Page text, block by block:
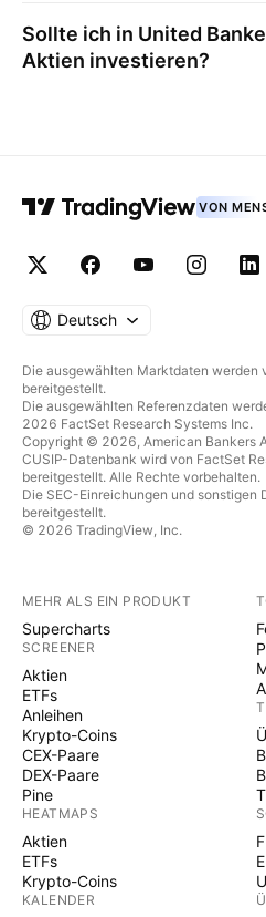
Sollte ich in United
Aktien investieren?
VON
Deutsch
Die ausgewählten Marktdaten werden
bereitgestellt.
Die ausgewählten Referenzdaten
2026 FactSet Research Systems Inc.
Copyright © 2026, American Bankers
CUSIP-Datenbank wird von FactSet
bereitgestellt. Alle Rechte vorbehalten.
Die SEC-Einreichungen und sonstigen
bereitgestellt.
© 2026 TradingView, Inc.
MEHR ALS EIN PRODUKT
Supercharts
SCREENER
Aktien
ETFs
Anleihen
Krypto-Coins
CEX-Paare
DEX-Paare
Pine
HEATMAPS
Aktien
ETFs
Krypto-Coins
KALENDER